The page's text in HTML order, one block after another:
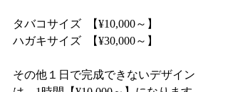
タバコサイズ  【¥10,000～】
ハガキサイズ  【¥30,000～】
その他１日で完成できないデザイン